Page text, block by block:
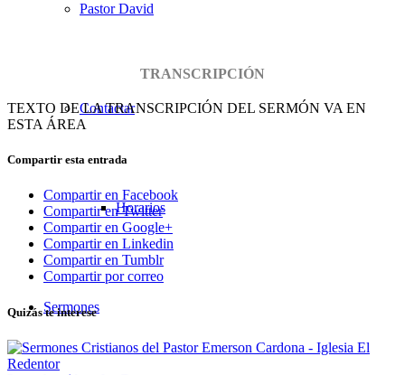
Pastor David
Contactar
Horarios
Sermones
TRANSCRIPCIÓN
TEXTO DE LA TRANSCRIPCIÓN DEL SERMÓN VA EN
ESTA ÁREA
Compartir esta entrada
Compartir en Facebook
Compartir en Twitter
Compartir en Google+
Compartir en Linkedin
Compartir en Tumblr
Compartir por correo
Quizás te interese